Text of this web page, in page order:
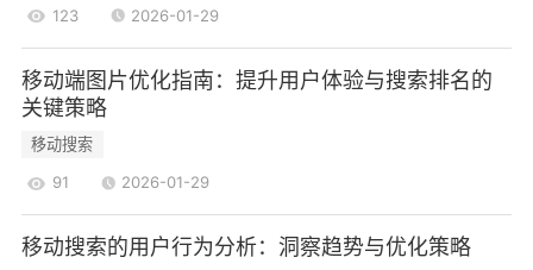
应式网站，因为它们提供了更好的用户体验。响应
式设计能够提高网站的SEO表现，帮助企业在搜索
结果中获得更高的排名。
响应式网站在SEO中的重要性
在数字营销中，搜索引擎优化(SEO)是提高网站
可见性和流量的关键。响应式网站在SEO方面具有
多重优势：
1.统一的URL结构
123 2026-01-29
移动端图片优化指南：提升用户体验与搜索排名的
关键策略
移动搜索
91 2026-01-29
移动搜索的用户行为分析：洞察趋势与优化策略